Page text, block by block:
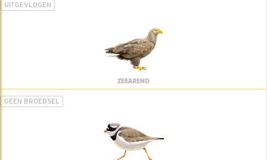
UITGEVLOGEN
ZEEAREND
GEEN BROEDSEL